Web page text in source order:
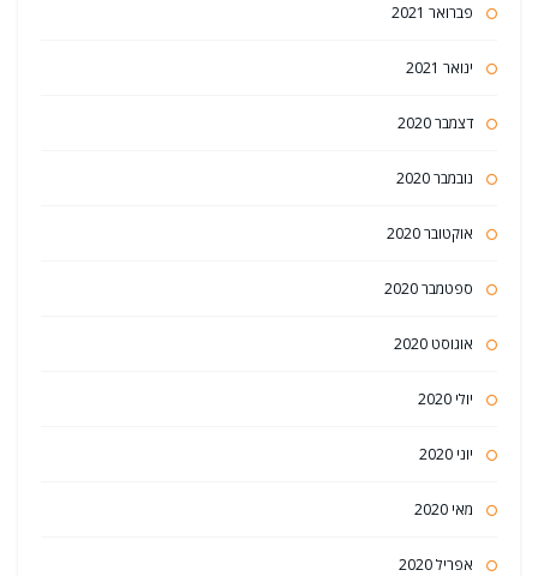
פברואר 2021
ינואר 2021
דצמבר 2020
נובמבר 2020
אוקטובר 2020
ספטמבר 2020
אוגוסט 2020
יולי 2020
יוני 2020
מאי 2020
אפריל 2020